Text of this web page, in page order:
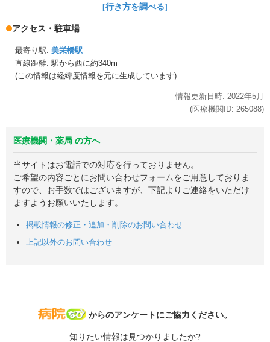
[行き方を調べる]
アクセス・駐車場
最寄り駅: 美栄橋駅
直線距離: 駅から西に約340m
(この情報は経緯度情報を元に生成しています)
情報更新日時: 2022年5月
(医療機関ID: 265088)
医療機関・薬局 の方へ
当サイトはお電話での対応を行っておりません。
ご希望の内容ごとにお問い合わせフォームをご用意しておりま
すので、お手数ではございますが、下記よりご連絡をいただけ
ますようお願いいたします。
掲載情報の修正・追加・削除のお問い合わせ
上記以外のお問い合わせ
病院なび
からのアンケートにご協力ください。
知りたい情報は見つかりましたか?